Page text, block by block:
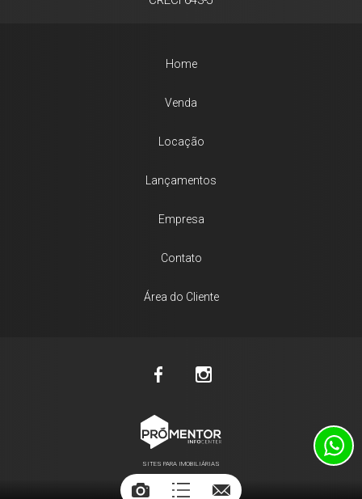
Home
Venda
Locação
Lançamentos
Empresa
Contato
Área do Cliente
SITES PARA IMOBILIÁRIAS